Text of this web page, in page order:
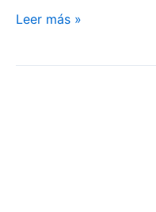
ofLeer más »